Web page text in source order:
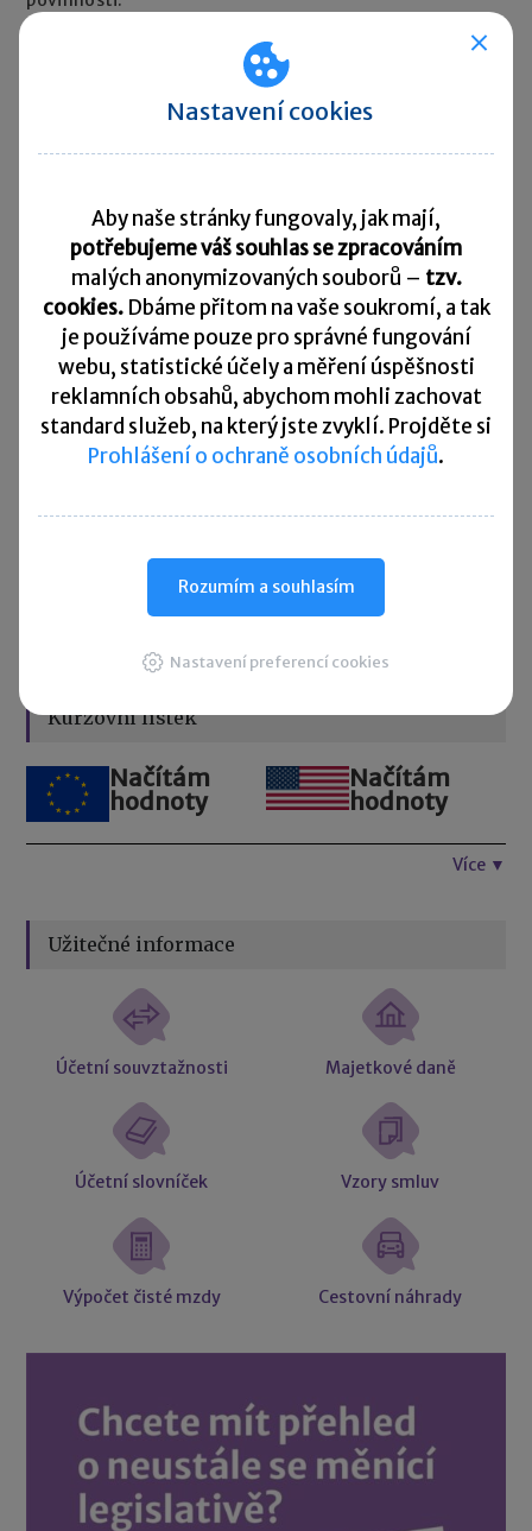
Daňový kalendář
režim EU, dovozní režim
31. 7. 2026
Oznámení o výši obratů za kalendářní čtvrtletí v
přeshraničním režimu DPH pro malé podniky (SME) za 2.
čtvrtletí 2026
31. 7. 2026
Oznámení CESOP (Centrální elektronický systém
platebních informací) za 2. čtvrtletí 2026
31. 7. 2026
Splatnost daně za červen 2026
Kurzovní lístek
Načítám
hodnoty
Načítám
hodnoty
Více ▼
Užitečné informace
Účetní souvztažnosti Majetkové daně
Účetní slovníček Vzory smluv
Výpočet čisté mzdy Cestovní náhrady
Nastavení cookies
Aby naše stránky fungovaly, jak mají,
potřebujeme váš souhlas se zpracováním
malých anonymizovaných souborů – tzv.
cookies. Dbáme přitom na vaše soukromí, a tak
je používáme pouze pro správné fungování
webu, statistické účely a měření úspěšnosti
reklamních obsahů, abychom mohli zachovat
standard služeb, na který jste zvyklí. Projděte si
Prohlášení o ochraně osobních údajů.
Rozumím a souhlasím
Nastavení preferencí cookies